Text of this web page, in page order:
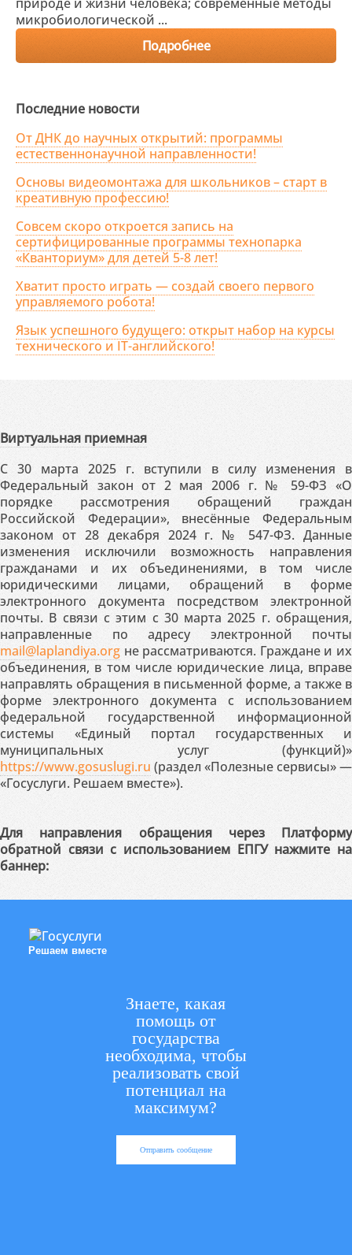
микробиологической ...
Подробнее
Последние новости
От ДНК до научных открытий: программы
естественнонаучной направленности!
Основы видеомонтажа для школьников – старт в
креативную профессию!
Совсем скоро откроется запись на
сертифицированные программы технопарка
«Кванториум» для детей 5-8 лет!
Хватит просто играть — создай своего первого
управляемого робота!
Язык успешного будущего: открыт набор на курсы
технического и IT-английского!
Виртуальная приемная
С 30 марта 2025 г. вступили в силу изменения в
Федеральный закон от 2 мая 2006 г. № 59-ФЗ «О
порядке рассмотрения обращений граждан
Российской Федерации», внесённые Федеральным
законом от 28 декабря 2024 г. № 547-ФЗ. Данные
изменения исключили возможность направления
гражданами и их объединениями, в том числе
юридическими лицами, обращений в форме
электронного документа посредством электронной
почты. В связи с этим с 30 марта 2025 г. обращения,
направленные по адресу электронной почты
mail@laplandiya.org не рассматриваются. Граждане и их
объединения, в том числе юридические лица, вправе
направлять обращения в письменной форме, а также в
форме электронного документа с использованием
федеральной государственной информационной
системы «Единый портал государственных и
муниципальных услуг (функций)»
https://www.gosuslugi.ru (раздел «Полезные сервисы» —
«Госуслуги. Решаем вместе»).
Для направления обращения через Платформу
обратной связи с использованием ЕПГУ нажмите на
баннер:
Решаем вместе
Знаете, какая
помощь от
государства
необходима, чтобы
реализовать свой
потенциал на
максимум?
Отправить сообщение